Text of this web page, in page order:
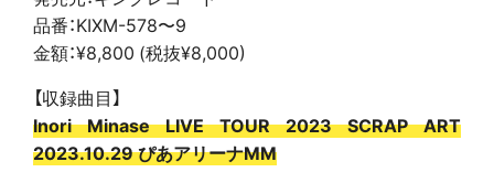
品番：KIXM-578〜9
金額：¥8,800 (税抜¥8,000)
【収録曲目】
Inori Minase LIVE TOUR 2023 SCRAP ART
2023.10.29 ぴあアリーナMM